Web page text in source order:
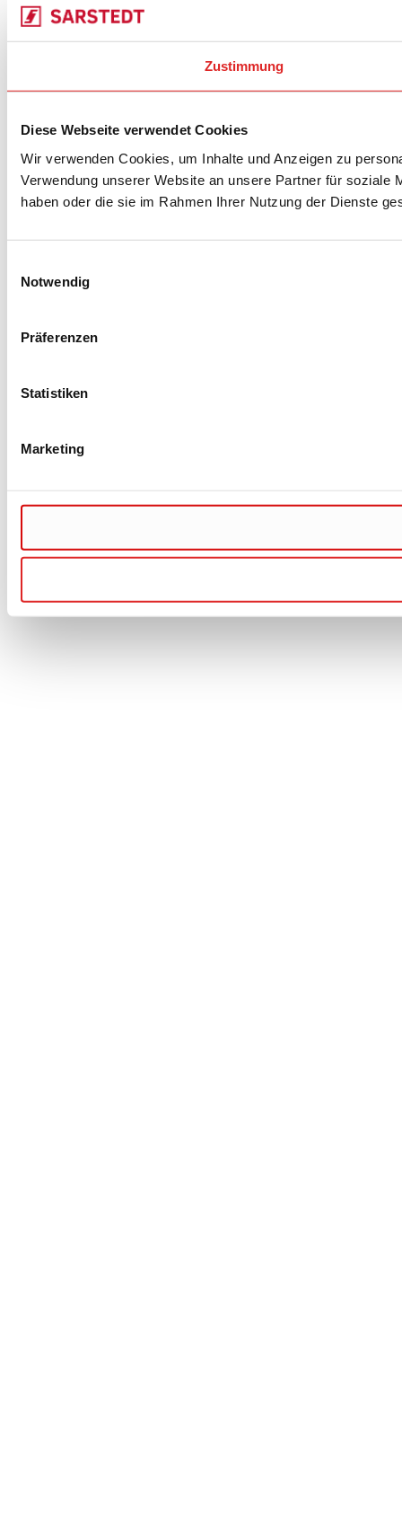
Zustimmung
Diese Webseite verwendet Cookies
Wir verwenden Cookies, um Inhalte und Anzeigen zu
Verwendung unserer Website an unsere Partner für soziale
haben oder die sie im Rahmen Ihrer Nutzung der Dienste
Notwendig
Präferenzen
Statistiken
Marketing